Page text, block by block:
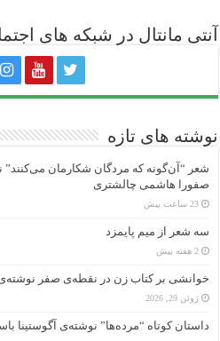
آنتی ‌مانتال در شبکه های
نوشته های تازه
شعر “آن‌گونه که مردگان شکارمان می‌کنند”
صفورا هاشمی چالشتری
23 ساعت پیش
سه شعر از میم پایمزد
2 هفته پیش
خوانشی بر کتاب زن در نقطه‌ی صفر
ژوئن 29, 2026
داستان کوتاه “مرده‌ها” نوشته‌ی آگوستینا